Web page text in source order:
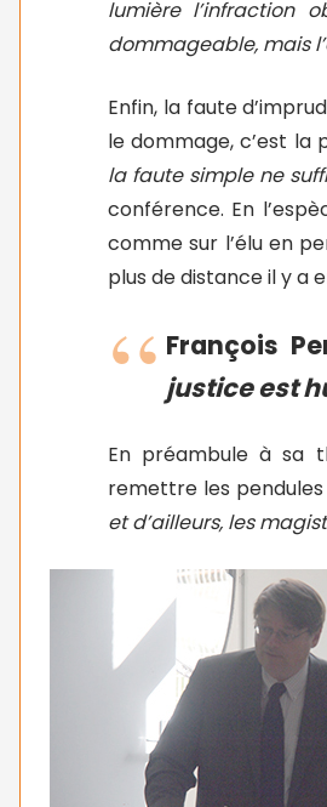
lumière l’infraction
dommageable, mais
Enfin, la faute
le dommage, c’est la
la faute simple ne
conférence. En
comme sur l’élu en
plus de distance il y a
François
justice est
En préambule à sa
remettre les pendules
et d’ailleurs, les